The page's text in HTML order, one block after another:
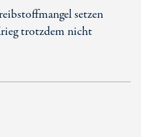
setzen
trotzdem nicht